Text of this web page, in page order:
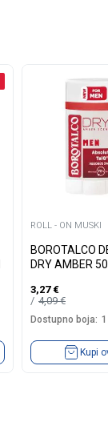
ROLL - ON MUSKI
BOROTALCO
DRY AMBER
3,27 €
4,09€
Dostupno boja: 1
Kupi